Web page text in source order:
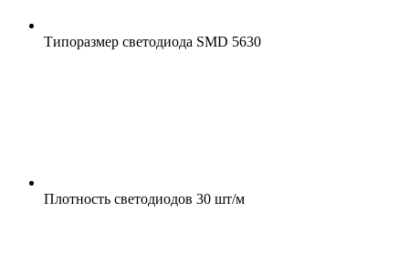
Типоразмер светодиода SMD 5630
Плотность светодиодов 30 шт/м